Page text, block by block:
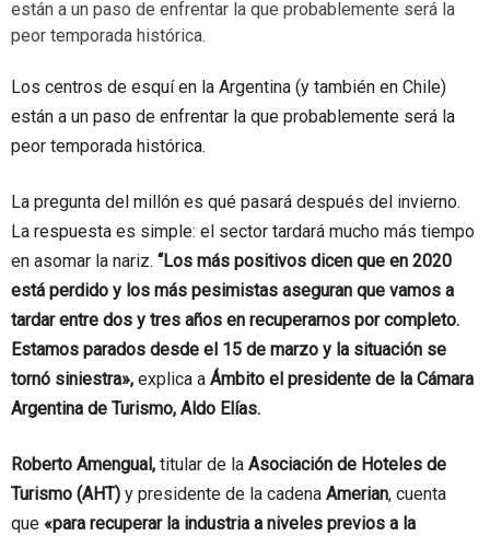
Los centros de esquí en la Argentina (y también en Chile)
están a un paso de enfrentar la que probablemente será la
peor temporada histórica.
La pregunta del millón es qué pasará después del invierno.
La respuesta es simple: el sector tardará mucho más tiempo
en asomar la nariz. “Los más positivos dicen que en 2020
está perdido y los más pesimistas aseguran que vamos a
tardar entre dos y tres años en recuperarnos por completo.
Estamos parados desde el 15 de marzo y la situación se
tornó siniestra», explica a Ámbito el presidente de la Cámara
Argentina de Turismo, Aldo Elías.
Roberto Amengual, titular de la Asociación de Hoteles de
Turismo (AHT) y presidente de la cadena Amerian, cuenta
que «para recuperar la industria a niveles previos a la